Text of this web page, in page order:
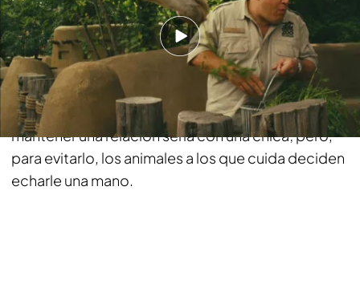
Compartir
El solitario cuidador de un zoológico (Kevin James)
quiere abandonar su trabajo porque es incapaz de
mantener una relación seria con una chica; pero,
para evitarlo, los animales a los que cuida deciden
echarle una mano.